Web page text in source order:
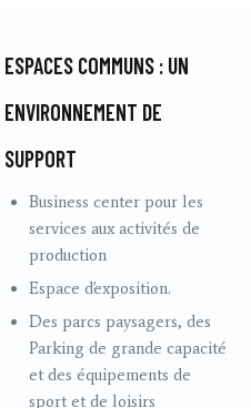
ESPACES COMMUNS : UN
ENVIRONNEMENT DE
SUPPORT
Business center pour les
services aux activités de
production
Espace d'exposition.
Des parcs paysagers, des
Parking de grande capacité
et des équipements de
sport et de loisirs